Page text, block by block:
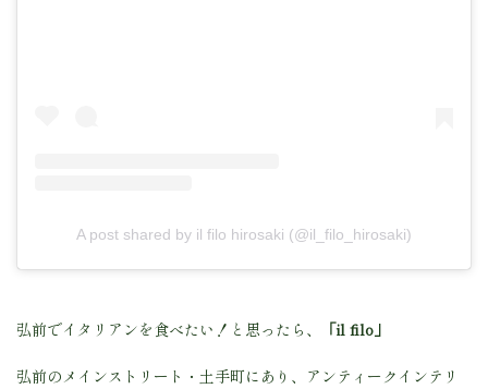
A post shared by il filo hirosaki (@il_filo_hirosaki)
弘前でイタリアンを食べたい！と思ったら、 「il filo」
弘前のメインストリート・土手町にあり、アンティークインテリ